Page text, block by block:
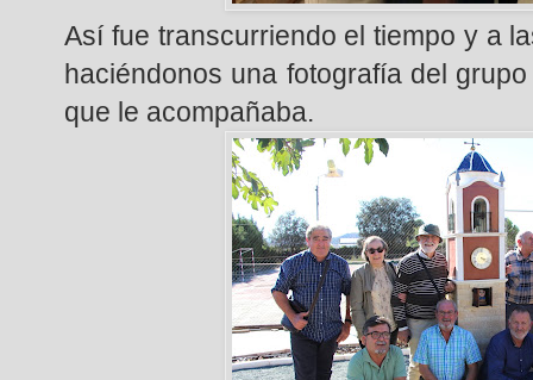
Así fue transcurriendo el tiempo y a
haciéndonos una fotografía del
que le acompañaba.